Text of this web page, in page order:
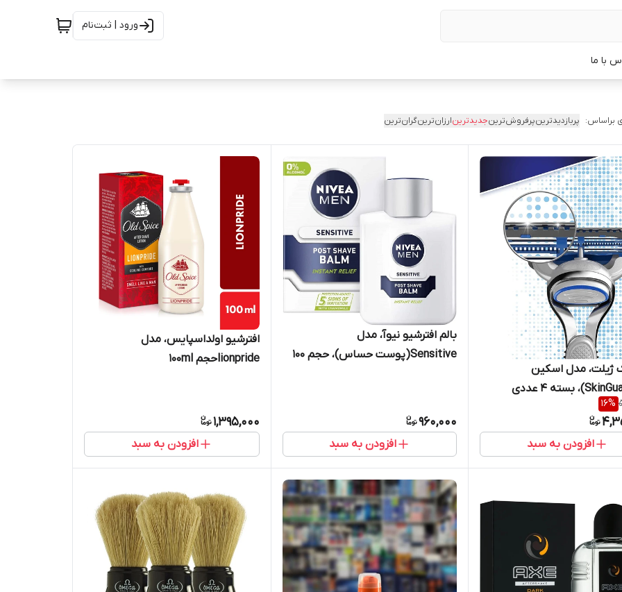
ورود | ثبت‌نام
با ما
براساس: پربازدیدترینپرفروش‌ترینجدیدترینارزان‌ترینگران‌ترین
ژیلت، مدل اسکین
16%
افزودن به سبد
بالم افترشیو نیوآ، مدل
Sensitive(پوست حساس)، حجم 100
960,000
افزودن به سبد
افترشیو اولداسپایس، مدل
lionprideحجم 100ml
1,395,000
افزودن به سبد